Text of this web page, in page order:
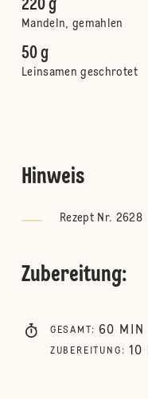
220 g
Mandeln, gemahlen
50 g
Leinsamen geschrotet
Hinweis
Rezept Nr. 2628
Zubereitung:
GESAMT : 60 MIN
ZUBEREITUNG : 10